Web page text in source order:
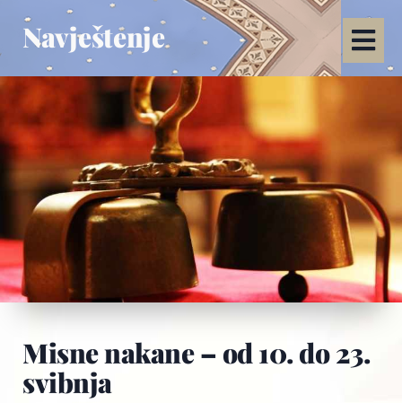
Navještenje
Misne nakane – od 10. do 23.
svibnja